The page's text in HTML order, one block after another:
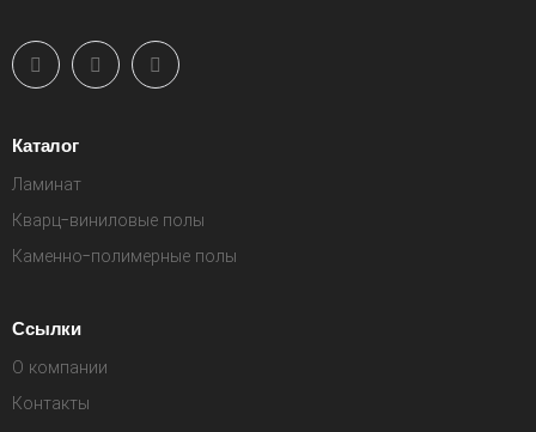
Каталог
Ламинат
Кварц-виниловые полы
Каменно-полимерные полы
Ссылки
О компании
Контакты